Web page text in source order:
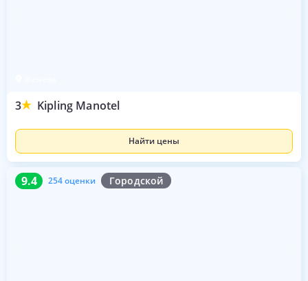
3 Kipling Manotel
Найти цены
9.4 254 оценки Городской
9.4 254 оценки